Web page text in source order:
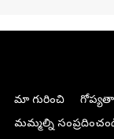
మా గురించి
మమ్మల్ని